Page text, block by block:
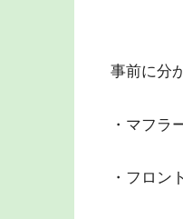
事前に分
・マフラ
・フロン